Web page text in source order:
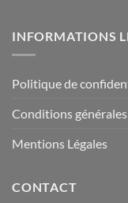
INFORMATIONS
Politique de
Conditions
Mentions Légales
CONTACT